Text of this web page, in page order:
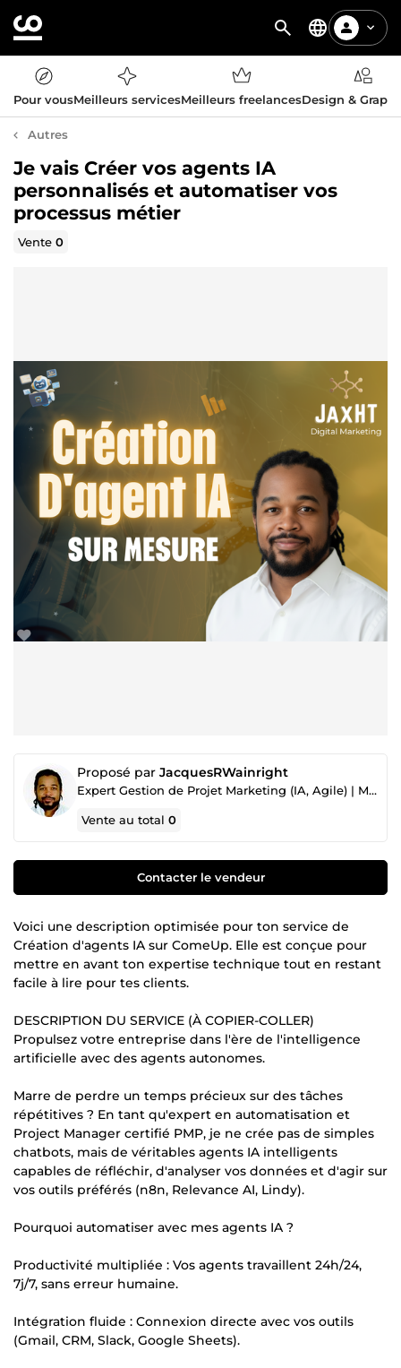
Pour vousMeilleurs servicesMeilleurs freelancesDesign &
Autres
Je vais Créer vos agents IA
personnalisés et automatiser vos
processus métier
Vente0
Proposé par JacquesRWainright
Expert Gestion de Projet Marketing (IA, Agile) | MBA | Certifié PMP® & PMI-ACP® |
Vente au total0
Contacter le vendeur
Voici une description optimisée pour ton service de
Création d'agents IA sur ComeUp. Elle est conçue pour
mettre en avant ton expertise technique tout en restant
facile à lire pour tes clients.
DESCRIPTION DU SERVICE (À COPIER-COLLER)
Propulsez votre entreprise dans l'ère de l'intelligence
artificielle avec des agents autonomes.
Marre de perdre un temps précieux sur des tâches
répétitives ? En tant qu'expert en automatisation et
Project Manager certifié PMP, je ne crée pas de simples
chatbots, mais de véritables agents IA intelligents
capables de réfléchir, d'analyser vos données et d'agir sur
vos outils préférés (n8n, Relevance AI, Lindy).
Pourquoi automatiser avec mes agents IA ?
Productivité multipliée : Vos agents travaillent 24h/24,
7j/7, sans erreur humaine.
Intégration fluide : Connexion directe avec vos outils
(Gmail, CRM, Slack, Google Sheets).